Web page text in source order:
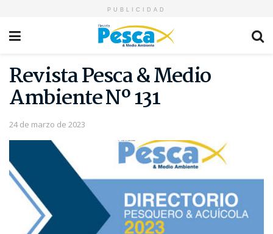
PUBLICIDAD
Revista Pesca & Medio
Ambiente Nº 131
24 de marzo de 2023